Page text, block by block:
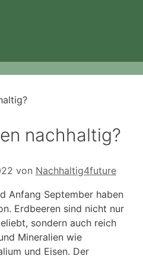
nachhaltig?
von Nachhaltig4future
Anfang September haben
Erdbeeren sind nicht nur
sondern auch reich
Mineralien wie
und Eisen. Der